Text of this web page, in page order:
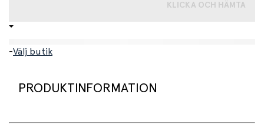
KLICKA OCH HÄMTA
-Välj butik
PRODUKTINFORMATION